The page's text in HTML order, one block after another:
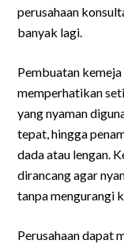
perusahaan
banyak lagi.
Pembuatan
memperhatikan
yang nyaman
tepat, hingga
dada atau lengan.
dirancang agar
tanpa mengurangi
Perusahaan dapat